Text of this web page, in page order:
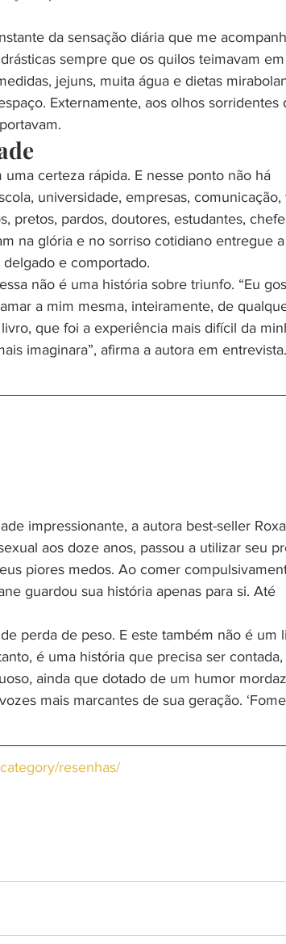
da sensação diária que me
sempre que os quilos teimavam
jejuns, muita água e dietas
Externamente, aos olhos sorridentes
certeza rápida. E nesse ponto não há
universidade, empresas, comunicação,
pretos, pardos, doutores, estudantes,
na glória e no sorriso cotidiano entregue
e comportado.
não é uma história sobre triunfo. “Eu
a mim mesma, inteiramente, de
que foi a experiência mais difícil da
imaginara”, afirma a autora em entrevista.
impressionante, a autora best-seller
aos doze anos, passou a utilizar seu
piores medos. Ao comer
guardou sua história apenas para si. Até
perda de peso. E este também não é um
é uma história que precisa ser
ainda que dotado de um humor
mais marcantes de sua geração.
resenhas/